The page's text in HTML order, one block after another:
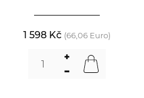
1 598 Kč (66,06 Euro)